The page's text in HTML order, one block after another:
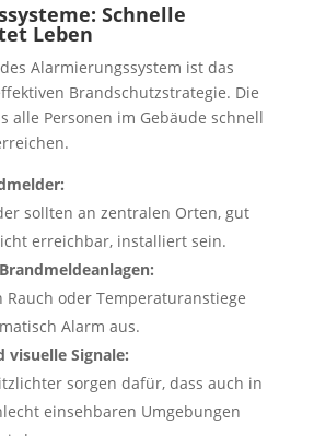
Schnelle
Leben
Alarmierungssystem ist das
Brandschutzstrategie. Die
alle Personen im Gebäude schnell
sollten an zentralen Orten, gut
erreichbar, installiert sein.
Rauch oder Temperaturanstiege
Alarm aus.
visuelle Signale:
sorgen dafür, dass auch in
einsehbaren Umgebungen